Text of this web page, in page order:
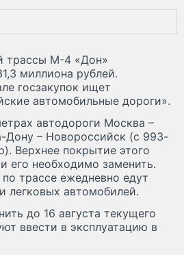
трассы М-4 «Дон»
миллиона рублей.
госзакупок ищет
автомобильные дороги».
автодороги Москва –
Дону – Новороссийск (с 993-
Верхнее покрытие этого
его необходимо заменить.
трассе ежедневно едут
легковых автомобилей.
до 16 августа текущего
ввести в эксплуатацию в